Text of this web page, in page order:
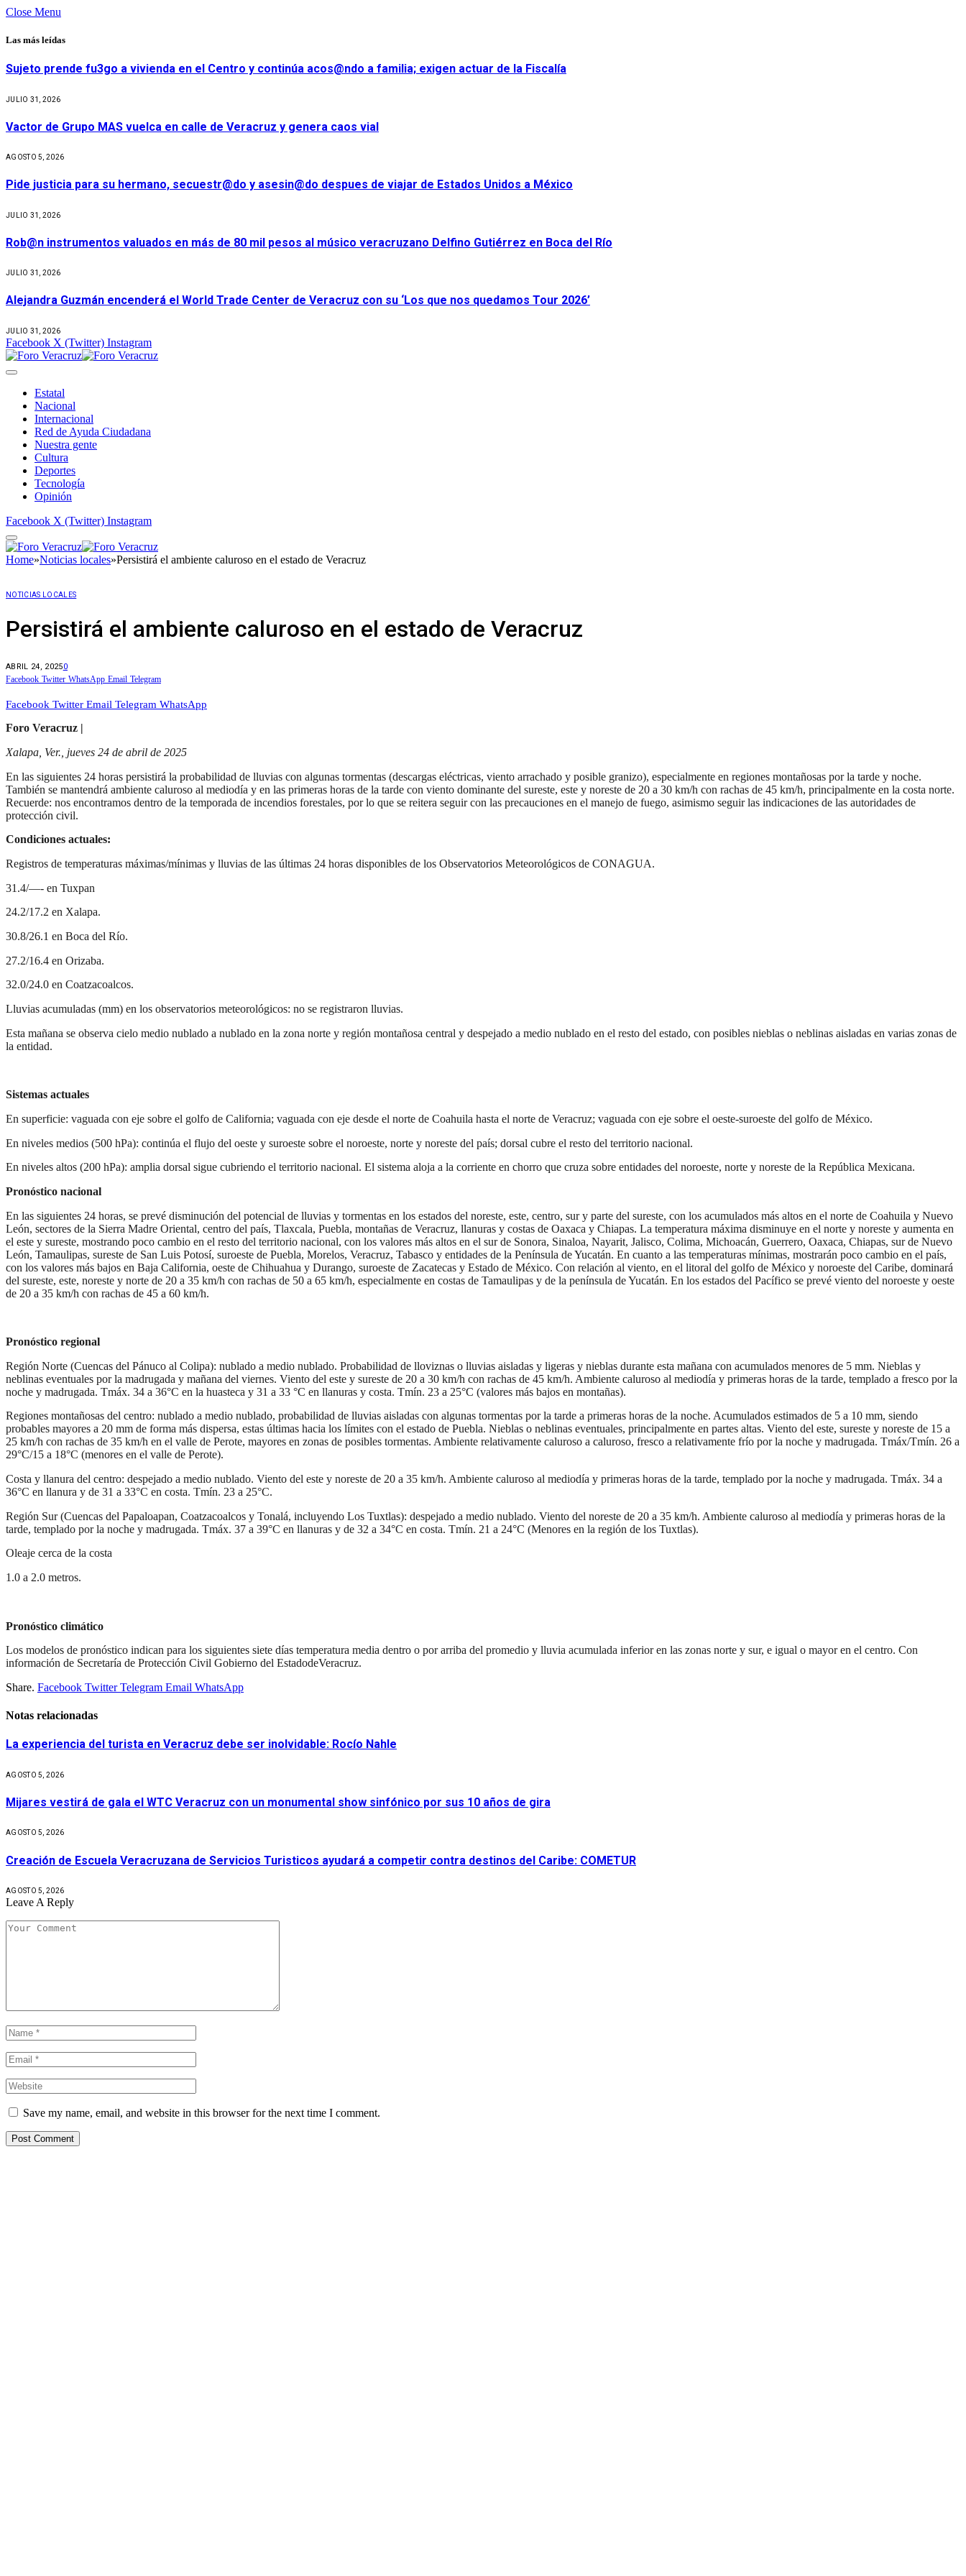
Close Menu
Las más leídas
Sujeto prende fu3go a vivienda en el Centro y continúa acos@ndo a familia; exigen actuar de la Fiscalía
JULIO 31, 2026
Vactor de Grupo MAS vuelca en calle de Veracruz y genera caos vial
AGOSTO 5, 2026
Pide justicia para su hermano, secuestr@do y asesin@do despues de viajar de Estados Unidos a México
JULIO 31, 2026
Rob@n instrumentos valuados en más de 80 mil pesos al músico veracruzano Delfino Gutiérrez en Boca del Río
JULIO 31, 2026
Alejandra Guzmán encenderá el World Trade Center de Veracruz con su ‘Los que nos quedamos Tour 2026’
JULIO 31, 2026
Facebook X (Twitter) Instagram
Estatal
Nacional
Internacional
Red de Ayuda Ciudadana
Nuestra gente
Cultura
Deportes
Tecnología
Opinión
Facebook X (Twitter) Instagram
Home»Noticias locales»Persistirá el ambiente caluroso en el estado de Veracruz
NOTICIAS LOCALES
Persistirá el ambiente caluroso en el estado de Veracruz
ABRIL 24, 20250
Facebook Twitter WhatsApp Email Telegram
Facebook Twitter Email Telegram WhatsApp
Foro Veracruz |
Xalapa, Ver., jueves 24 de abril de 2025
En las siguientes 24 horas persistirá la probabilidad de lluvias con algunas tormentas (descargas eléctricas, viento arrachado y posible granizo), especialmente en regiones montañosas por la tarde y noche.
También se mantendrá ambiente caluroso al mediodía y en las primeras horas de la tarde con viento dominante del sureste, este y noreste de 20 a 30 km/h con rachas de 45 km/h, principalmente en la costa norte.
Recuerde: nos encontramos dentro de la temporada de incendios forestales, por lo que se reitera seguir con las precauciones en el manejo de fuego, asimismo seguir las indicaciones de las autoridades de
protección civil.
Condiciones actuales:
Registros de temperaturas máximas/mínimas y lluvias de las últimas 24 horas disponibles de los Observatorios Meteorológicos de CONAGUA.
31.4/—- en Tuxpan
24.2/17.2 en Xalapa.
30.8/26.1 en Boca del Río.
27.2/16.4 en Orizaba.
32.0/24.0 en Coatzacoalcos.
Lluvias acumuladas (mm) en los observatorios meteorológicos: no se registraron lluvias.
Esta mañana se observa cielo medio nublado a nublado en la zona norte y región montañosa central y despejado a medio nublado en el resto del estado, con posibles nieblas o neblinas aisladas en varias zonas de
la entidad.
Sistemas actuales
En superficie: vaguada con eje sobre el golfo de California; vaguada con eje desde el norte de Coahuila hasta el norte de Veracruz; vaguada con eje sobre el oeste-suroeste del golfo de México.
En niveles medios (500 hPa): continúa el flujo del oeste y suroeste sobre el noroeste, norte y noreste del país; dorsal cubre el resto del territorio nacional.
En niveles altos (200 hPa): amplia dorsal sigue cubriendo el territorio nacional. El sistema aloja a la corriente en chorro que cruza sobre entidades del noroeste, norte y noreste de la República Mexicana.
Pronóstico nacional
En las siguientes 24 horas, se prevé disminución del potencial de lluvias y tormentas en los estados del noreste, este, centro, sur y parte del sureste, con los acumulados más altos en el norte de Coahuila y Nuevo
León, sectores de la Sierra Madre Oriental, centro del país, Tlaxcala, Puebla, montañas de Veracruz, llanuras y costas de Oaxaca y Chiapas. La temperatura máxima disminuye en el norte y noreste y aumenta en
el este y sureste, mostrando poco cambio en el resto del territorio nacional, con los valores más altos en el sur de Sonora, Sinaloa, Nayarit, Jalisco, Colima, Michoacán, Guerrero, Oaxaca, Chiapas, sur de Nuevo
León, Tamaulipas, sureste de San Luis Potosí, suroeste de Puebla, Morelos, Veracruz, Tabasco y entidades de la Península de Yucatán. En cuanto a las temperaturas mínimas, mostrarán poco cambio en el país,
con los valores más bajos en Baja California, oeste de Chihuahua y Durango, suroeste de Zacatecas y Estado de México. Con relación al viento, en el litoral del golfo de México y noroeste del Caribe, dominará
del sureste, este, noreste y norte de 20 a 35 km/h con rachas de 50 a 65 km/h, especialmente en costas de Tamaulipas y de la península de Yucatán. En los estados del Pacífico se prevé viento del noroeste y oeste
de 20 a 35 km/h con rachas de 45 a 60 km/h.
Pronóstico regional
Región Norte (Cuencas del Pánuco al Colipa): nublado a medio nublado. Probabilidad de lloviznas o lluvias aisladas y ligeras y nieblas durante esta mañana con acumulados menores de 5 mm. Nieblas y
neblinas eventuales por la madrugada y mañana del viernes. Viento del este y sureste de 20 a 30 km/h con rachas de 45 km/h. Ambiente caluroso al mediodía y primeras horas de la tarde, templado a fresco por la
noche y madrugada. Tmáx. 34 a 36°C en la huasteca y 31 a 33 °C en llanuras y costa. Tmín. 23 a 25°C (valores más bajos en montañas).
Regiones montañosas del centro: nublado a medio nublado, probabilidad de lluvias aisladas con algunas tormentas por la tarde a primeras horas de la noche. Acumulados estimados de 5 a 10 mm, siendo
probables mayores a 20 mm de forma más dispersa, estas últimas hacia los límites con el estado de Puebla. Nieblas o neblinas eventuales, principalmente en partes altas. Viento del este, sureste y noreste de 15 a
25 km/h con rachas de 35 km/h en el valle de Perote, mayores en zonas de posibles tormentas. Ambiente relativamente caluroso a caluroso, fresco a relativamente frío por la noche y madrugada. Tmáx/Tmín. 26 a
29°C/15 a 18°C (menores en el valle de Perote).
Costa y llanura del centro: despejado a medio nublado. Viento del este y noreste de 20 a 35 km/h. Ambiente caluroso al mediodía y primeras horas de la tarde, templado por la noche y madrugada. Tmáx. 34 a
36°C en llanura y de 31 a 33°C en costa. Tmín. 23 a 25°C.
Región Sur (Cuencas del Papaloapan, Coatzacoalcos y Tonalá, incluyendo Los Tuxtlas): despejado a medio nublado. Viento del noreste de 20 a 35 km/h. Ambiente caluroso al mediodía y primeras horas de la
tarde, templado por la noche y madrugada. Tmáx. 37 a 39°C en llanuras y de 32 a 34°C en costa. Tmín. 21 a 24°C (Menores en la región de los Tuxtlas).
Oleaje cerca de la costa
1.0 a 2.0 metros.
Pronóstico climático
Los modelos de pronóstico indican para los siguientes siete días temperatura media dentro o por arriba del promedio y lluvia acumulada inferior en las zonas norte y sur, e igual o mayor en el centro. Con
información de Secretaría de Protección Civil Gobierno del EstadodeVeracruz.
Share. Facebook Twitter Telegram Email WhatsApp
Notas relacionadas
La experiencia del turista en Veracruz debe ser inolvidable: Rocío Nahle
AGOSTO 5, 2026
Mijares vestirá de gala el WTC Veracruz con un monumental show sinfónico por sus 10 años de gira
AGOSTO 5, 2026
Creación de Escuela Veracruzana de Servicios Turisticos ayudará a competir contra destinos del Caribe: COMETUR
AGOSTO 5, 2026
Leave A Reply
Save my name, email, and website in this browser for the next time I comment.